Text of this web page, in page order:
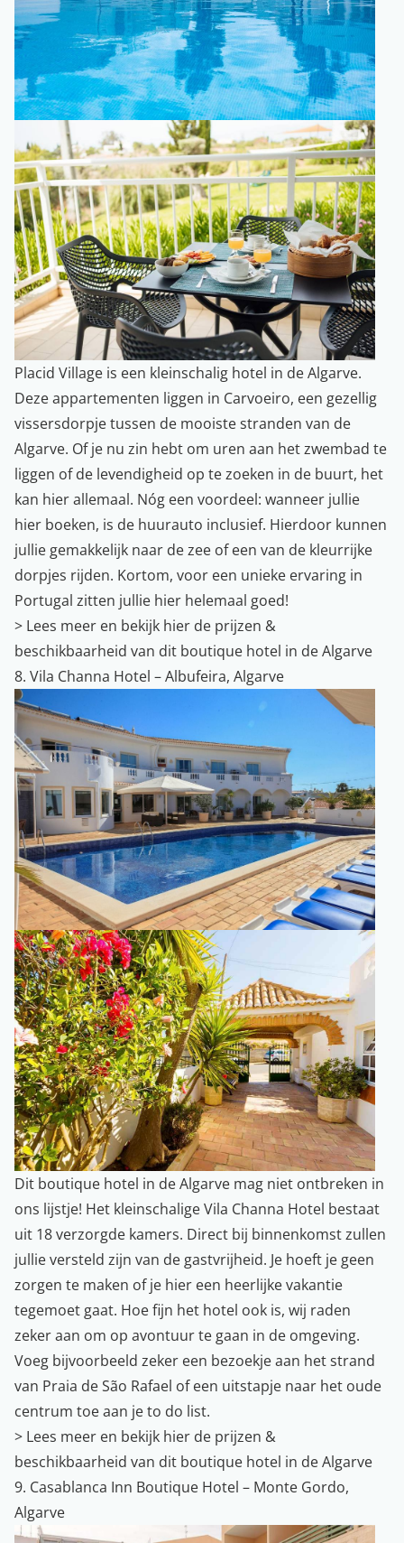
Placid Village is een kleinschalig hotel in de Algarve.
Deze appartementen liggen in Carvoeiro, een gezellig
vissersdorpje tussen de mooiste stranden van de
Algarve. Of je nu zin hebt om uren aan het zwembad te
liggen of de levendigheid op te zoeken in de buurt, het
kan hier allemaal. Nóg een voordeel: wanneer jullie
hier boeken, is de huurauto inclusief. Hierdoor kunnen
jullie gemakkelijk naar de zee of een van de kleurrijke
dorpjes rijden. Kortom, voor een unieke ervaring in
Portugal zitten jullie hier helemaal goed!
> Lees meer en bekijk hier de prijzen &
beschikbaarheid van dit boutique hotel in de Algarve
8. Vila Channa Hotel – Albufeira, Algarve
Dit boutique hotel in de Algarve mag niet ontbreken in
ons lijstje! Het kleinschalige Vila Channa Hotel bestaat
uit 18 verzorgde kamers. Direct bij binnenkomst zullen
jullie versteld zijn van de gastvrijheid. Je hoeft je geen
zorgen te maken of je hier een heerlijke vakantie
tegemoet gaat. Hoe fijn het hotel ook is, wij raden
zeker aan om op avontuur te gaan in de omgeving.
Voeg bijvoorbeeld zeker een bezoekje aan het strand
van Praia de São Rafael of een uitstapje naar het oude
centrum toe aan je to do list.
> Lees meer en bekijk hier de prijzen &
beschikbaarheid van dit boutique hotel in de Algarve
9. Casablanca Inn Boutique Hotel – Monte Gordo,
Algarve